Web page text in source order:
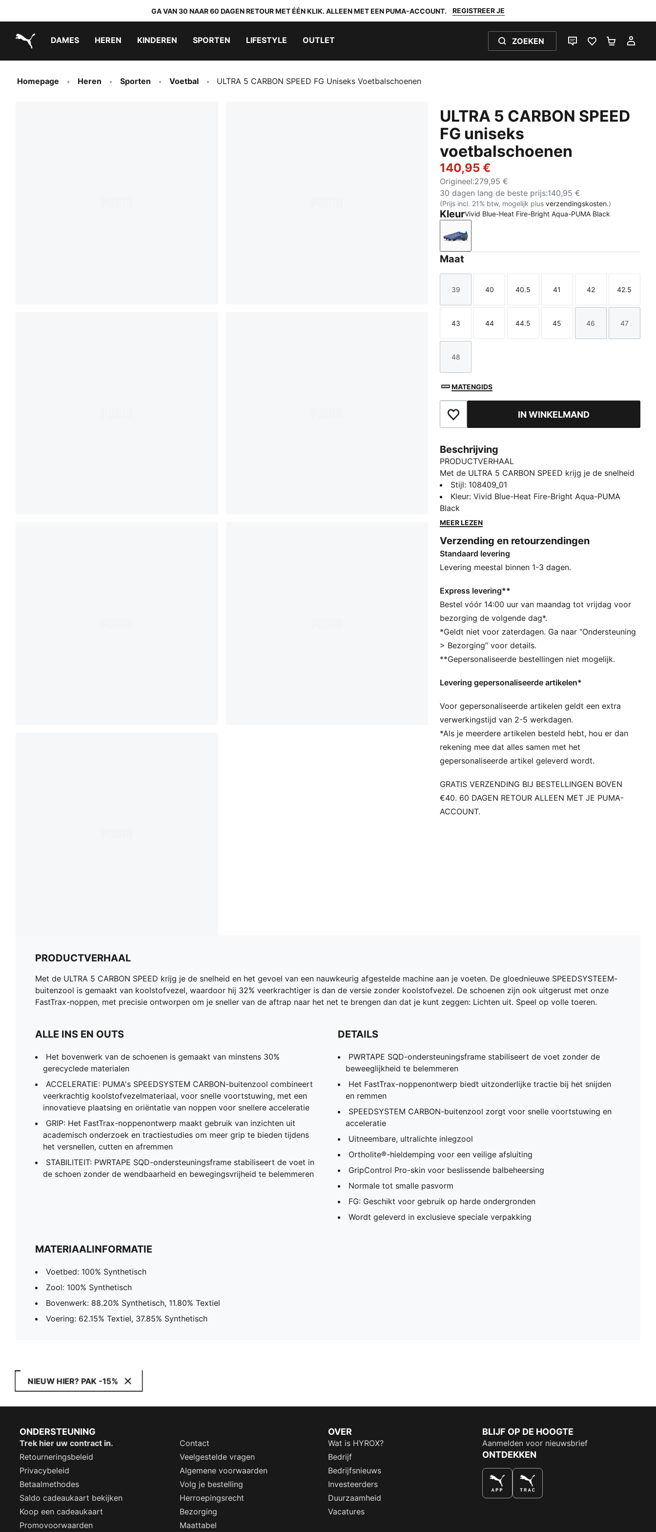
GA VAN 30 NAAR 60 DAGEN RETOUR MET ÉÉN KLIK. ALLEEN MET EEN PUMA-ACCOUNT. REGISTREER JE
DAMES HEREN KINDEREN SPORTEN LIFESTYLE OUTLET ZOEKEN
LIVE CHATFAVORIETEN 0
Homepage Heren Sporten Voetbal ULTRA 5 CARBON SPEED FG Uniseks Voetbalschoenen
ULTRA 5 CARBON SPEED
FG uniseks
voetbalschoenen
140,95 €
Origineel:279,95 €
30 dagen lang de beste prijs:140,95 €
(Prijs incl. 21% btw, mogelijk plusverzendingskosten.)
KleurVivid Blue-Heat Fire-Bright Aqua-PUMA Black
Vivid Blue-Heat Fire-Bright Aqua-PUMA Black
Maat
Maat
39
Maat
40
Maat
40.5
Maat
41
Maat
42
Maat
42.5
Maat
43
Maat
44
Maat
44.5
Maat
45
Maat
46
Maat
47
Maat
48
MATENGIDS
Toegevoegd aan favorietenIN WINKELMAND
Beschrijving
PRODUCTVERHAAL
Met de ULTRA 5 CARBON SPEED krijg je de snelheid
en het gevoel van een nauwkeurig afgestelde
machine aan je voeten. De gloednieuwe
SPEEDSYSTEEM-buitenzool is gemaakt van
koolstofvezel, waardoor hij 32% veerkrachtiger is dan
uitgerust met onze FastTrax-noppen, met precisie
ontworpen om je sneller van de aftrap naar het net te
brengen dan dat je kunt zeggen: Lichten uit. Speel op
ALLE INS EN OUTS
Het bovenwerk van de schoenen is gemaakt van
minstens 30% gerecyclede materialen
ACCELERATIE: PUMA's SPEEDSYSTEM CARBON-
buitenzool combineert veerkrachtig
koolstofvezelmateriaal, voor snelle voortstuwing, met
een innovatieve plaatsing en oriëntatie van noppen
GRIP: Het FastTrax-noppenontwerp maakt gebruik
tractiestudies om meer grip te bieden tijdens het
versnellen, cutten en afremmen
STABILITEIT: PWRTAPE SQD-ondersteuningsframe
stabiliseert de voet in de schoen zonder de
wendbaarheid en bewegingsvrijheid te belemmeren
DETAILS
voet zonder de beweeglijkheid te belemmeren
Het FastTrax-noppenontwerp biedt uitzonderlijke
tractie bij het snijden en remmen
Stijl: 108409_01
Kleur:Vivid Blue-Heat Fire-Bright Aqua-PUMA
Black
MEER LEZEN
Verzending en retourzendingen
Standaard levering
Levering meestal binnen 1-3 dagen.
Express levering**
Bestel vóór 14:00 uur van maandag tot vrijdag voor
bezorging de volgende dag*.
*Geldt niet voor zaterdagen. Ga naar “Ondersteuning
> Bezorging” voor details.
**Gepersonaliseerde bestellingen niet mogelijk.
Levering gepersonaliseerde artikelen*
Voor gepersonaliseerde artikelen geldt een extra
verwerkingstijd van 2-5 werkdagen.
*Als je meerdere artikelen besteld hebt, hou er dan
rekening mee dat alles samen met het
gepersonaliseerde artikel geleverd wordt.
GRATIS VERZENDING BIJ BESTELLINGEN BOVEN
€40. 60 DAGEN RETOUR ALLEEN MET JE PUMA-
ACCOUNT.
PRODUCTVERHAAL
Met de ULTRA 5 CARBON SPEED krijg je de snelheid en het gevoel van een nauwkeurig afgestelde machine aan je voeten. De gloednieuwe SPEEDSYSTEEM-
buitenzool is gemaakt van koolstofvezel, waardoor hij 32% veerkrachtiger is dan de versie zonder koolstofvezel. De schoenen zijn ook uitgerust met onze
FastTrax-noppen, met precisie ontworpen om je sneller van de aftrap naar het net te brengen dan dat je kunt zeggen: Lichten uit. Speel op volle toeren.
ALLE INS EN OUTS
Het bovenwerk van de schoenen is gemaakt van minstens 30%
gerecyclede materialen
ACCELERATIE: PUMA's SPEEDSYSTEM CARBON-buitenzool combineert
veerkrachtig koolstofvezelmateriaal, voor snelle voortstuwing, met een
innovatieve plaatsing en oriëntatie van noppen voor snellere acceleratie
GRIP: Het FastTrax-noppenontwerp maakt gebruik van inzichten uit
academisch onderzoek en tractiestudies om meer grip te bieden tijdens
het versnellen, cutten en afremmen
STABILITEIT: PWRTAPE SQD-ondersteuningsframe stabiliseert de voet in
de schoen zonder de wendbaarheid en bewegingsvrijheid te belemmeren
DETAILS
PWRTAPE SQD-ondersteuningsframe stabiliseert de voet zonder de
beweeglijkheid te belemmeren
Het FastTrax-noppenontwerp biedt uitzonderlijke tractie bij het snijden
en remmen
SPEEDSYSTEM CARBON-buitenzool zorgt voor snelle voortstuwing en
acceleratie
Uitneembare, ultralichte inlegzool
Ortholite®-hieldemping voor een veilige afsluiting
GripControl Pro-skin voor beslissende balbeheersing
Normale tot smalle pasvorm
FG: Geschikt voor gebruik op harde ondergronden
Wordt geleverd in exclusieve speciale verpakking
MATERIAALINFORMATIE
Voetbed: 100% Synthetisch
Zool: 100% Synthetisch
Bovenwerk: 88.20% Synthetisch, 11.80% Textiel
Voering: 62.15% Textiel, 37.85% Synthetisch
NIEUW HIER? PAK -15%
ONDERSTEUNING
Trek hier uw contract in.
Contact
Retourneringsbeleid
Veelgestelde vragen
Privacybeleid
Algemene voorwaarden
Betaalmethodes
Volg je bestelling
Saldo cadeaukaart bekijken
Herroepingsrecht
Koop een cadeaukaart
Bezorging
Promovoorwaarden
Maattabel
OVER
Wat is HYROX?
Bedrijf
Bedrijfsnieuws
Investeerders
Duurzaamheid
Vacatures
BLIJF OP DE HOOGTE
Aanmelden voor nieuwsbrief
ONTDEKKEN